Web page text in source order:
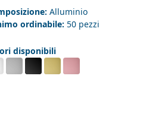
Alluminio
ordinabile: 50 pezzi
disponibili